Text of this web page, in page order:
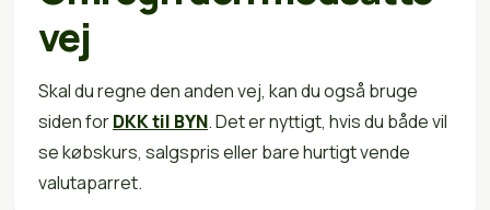
vej
Skal du regne den anden vej, kan du også bruge
siden forDKK til BYN. Det er nyttigt, hvis du både vil
se købskurs, salgspris eller bare hurtigt vende
valutaparret.